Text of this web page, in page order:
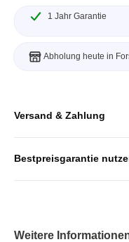
1 Jahr Garantie
Abholung heute in
Versand & Zahlung
Bestpreisgarantie
Weitere